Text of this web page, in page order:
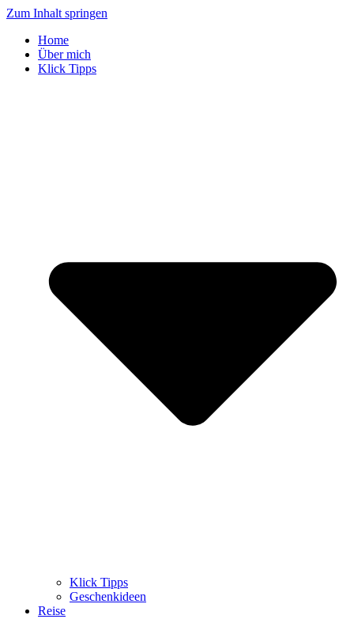
Zum Inhalt springen
Home
Über mich
Klick Tipps
Klick Tipps
Geschenkideen
Reise